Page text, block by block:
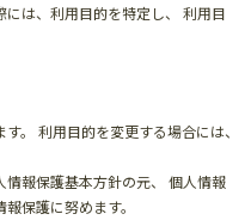
は、利用目的を特定し、 利用目
。 利用目的を変更する場合には、
報保護基本方針の元、 個人情報
保護に努めます。